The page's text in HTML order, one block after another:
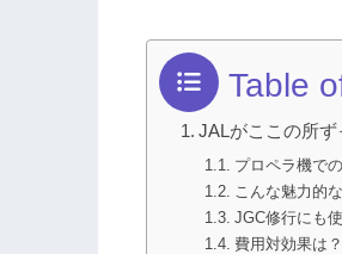
Table
JALがここの所ず
プロペラ機で
こんな魅力的
JGC修行にも
費用対効果は？